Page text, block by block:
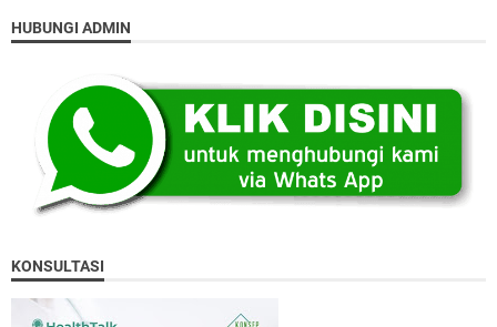
HUBUNGI ADMIN
KONSULTASI